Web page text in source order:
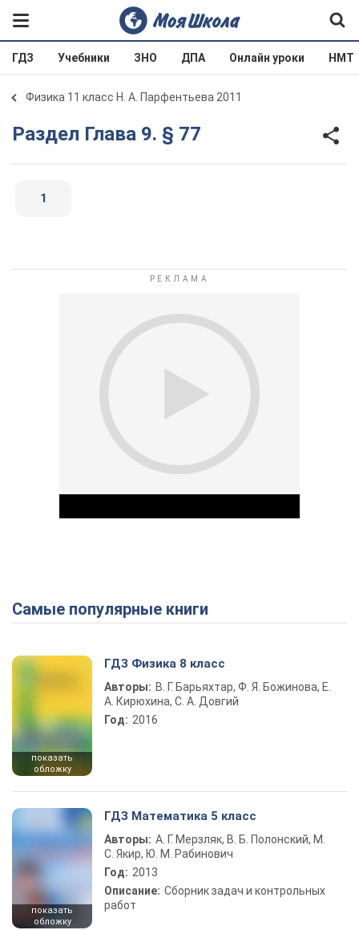
ГДЗ Учебники ЗНО ДПА Онлайн уроки НМТ
Физика 11 класс Н. А. Парфентьева 2011
Раздел Глава 9. § 77
1
Play Video
Самые популярные книги
показать
обложку
ГДЗ Физика 8 класс
Авторы: В. Г. Барьяхтар, Ф. Я. Божинова, Е.
А. Кирюхина, С. А. Довгий
Год: 2016
показать
обложку
ГДЗ Математика 5 класс
Авторы: А. Г. Мерзляк, В. Б. Полонский, М.
С. Якир, Ю. М. Рабинович
Год: 2013
Описание: Сборник задач и контрольных
работ